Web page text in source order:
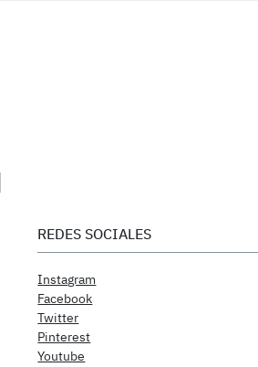
REDES SOCIALES
Instagram
Facebook
Twitter
Pinterest
Youtube